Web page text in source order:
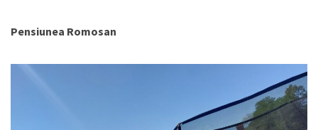
Pensiunea Romosan